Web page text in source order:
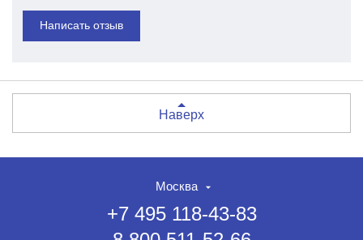
Написать отзыв
Наверх
Москва
+7 495 118-43-83